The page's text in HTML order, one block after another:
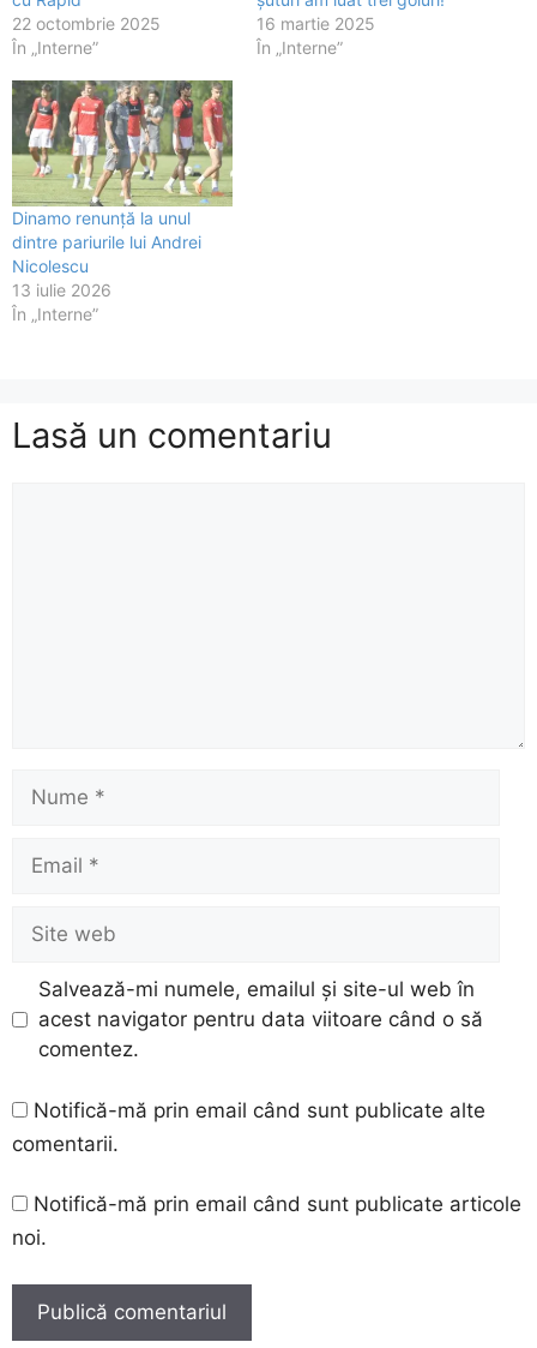
22 octombrie 2025
În „Interne”
16 martie 2025
În „Interne”
Dinamo renunță la unul
dintre pariurile lui Andrei
Nicolescu
13 iulie 2026
În „Interne”
Lasă un comentariu
Nume
Email
Site
web
Salvează-mi numele, emailul și site-ul web în
acest navigator pentru data viitoare când o să
comentez.
Notifică-mă prin email când sunt publicate alte
comentarii.
Notifică-mă prin email când sunt publicate articole
noi.